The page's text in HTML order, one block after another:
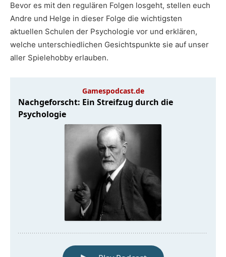
Bevor es mit den regulären Folgen losgeht, stellen euch
Andre und Helge in dieser Folge die wichtigsten
aktuellen Schulen der Psychologie vor und erklären,
welche unterschiedlichen Gesichtspunkte sie auf unser
aller Spielehobby erlauben.